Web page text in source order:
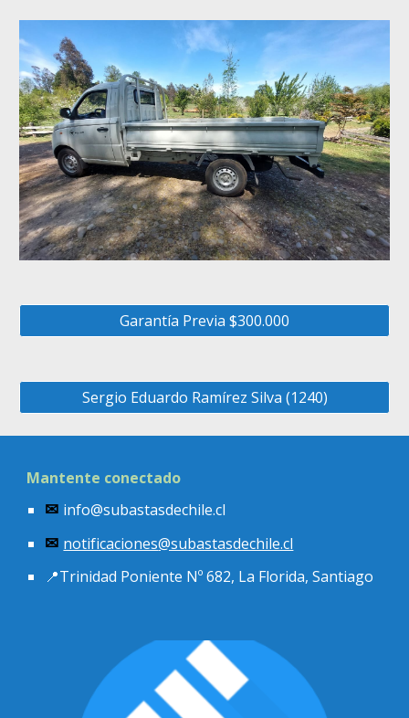
Garantía Previa $300.000
Sergio Eduardo Ramírez Silva (1240)
Mantente conectado
✉ info@subastasdechile.cl
✉ notificaciones@subastasdechile.cl
📍Trinidad Poniente Nº 682, La Florida, Santiago